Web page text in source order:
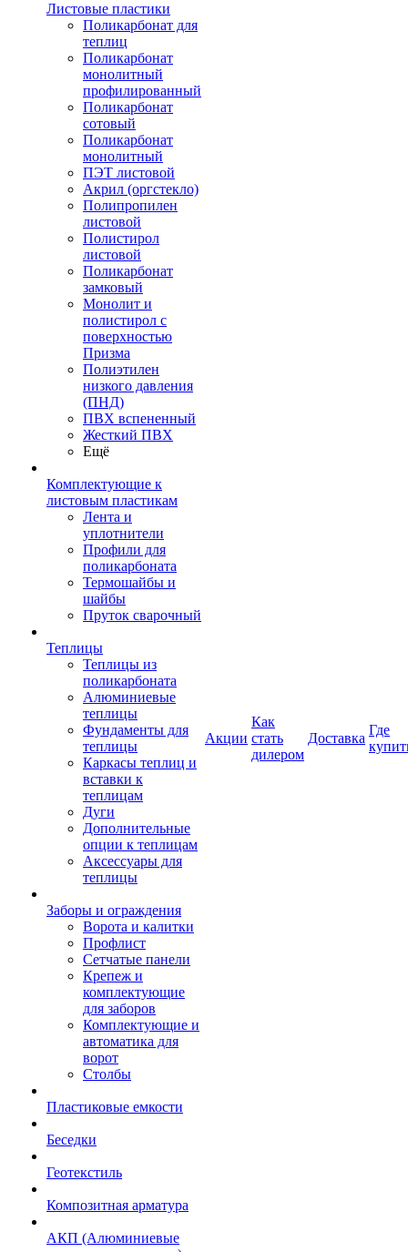
Листовые пластики
Поликарбонат для
теплиц
Поликарбонат
монолитный
профилированный
Поликарбонат
сотовый
Поликарбонат
монолитный
ПЭТ листовой
Акрил (оргстекло)
Полипропилен
листовой
Полистирол
листовой
Поликарбонат
замковый
Монолит и
полистирол с
поверхностью
Призма
Полиэтилен
низкого давления
(ПНД)
ПВХ вспененный
Жесткий ПВХ
Ещё
Комплектующие к
листовым пластикам
Лента и
уплотнители
Профили для
поликарбоната
Термошайбы и
шайбы
Пруток сварочный
Теплицы
Теплицы из
поликарбоната
Алюминиевые
теплицы
Фундаменты для
теплицы
Каркасы теплиц и
вставки к
теплицам
Дуги
Дополнительные
опции к теплицам
Аксессуары для
теплицы
Заборы и ограждения
Ворота и калитки
Профлист
Сетчатые панели
Крепеж и
комплектующие
для заборов
Комплектующие и
автоматика для
ворот
Столбы
Пластиковые емкости
Беседки
Геотекстиль
Композитная арматура
АКП (Алюминиевые
Акции
Как
стать
дилером
Доставка
Где